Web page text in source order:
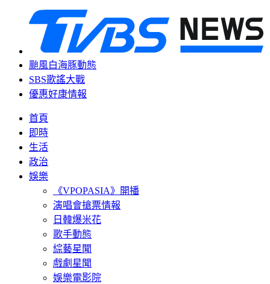
颱風白海豚動態
SBS歌謠大戰
優惠好康情報
首頁
即時
生活
政治
娛樂
《VPOPASIA》開播
演唱會搶票情報
日韓爆米花
歌手動態
綜藝星聞
戲劇星聞
娛樂電影院